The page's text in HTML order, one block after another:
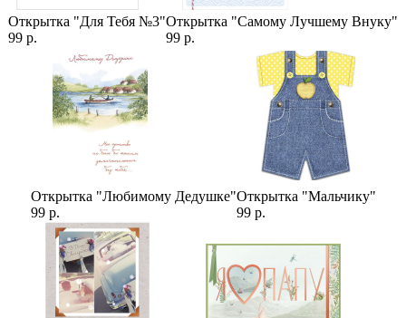
Открытка "Для Тебя №3"
99 р.
Открытка "Самому Лучшему Внуку"
99 р.
Открытка "Любимому Дедушке"
99 р.
Открытка "Мальчику"
99 р.